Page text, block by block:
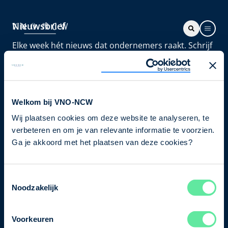
Welkom bij VNO-NCW
Wij plaatsen cookies om deze website te analyseren, te
verbeteren en om je van relevante informatie te voorzien.
Ga je akkoord met het plaatsen van deze cookies?
Noodzakelijk
Voorkeuren
Nieuwsbrief
Elke week hét nieuws dat ondernemers raakt. Schrijf
je nu in voor de VNO-NCW nieuwsbrief.
Schrijf je in
Direct naar
Ons verhaal
Bezuidenhoutseweg 12
T+31 70 349 03 49